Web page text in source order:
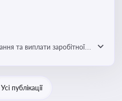
та виплати заробітної
зловживань
Усі публікації